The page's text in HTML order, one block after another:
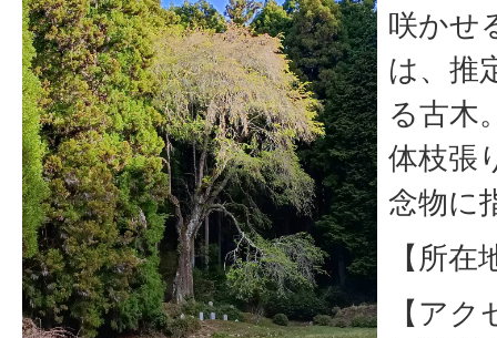
咲かせ
は、推
る古木
体枝張
念物に
【所
【ア